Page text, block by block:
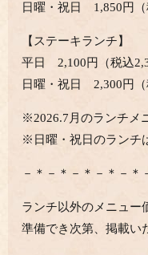
日曜・祝日 1,850円（
【ステーキランチ】
平日 2,100円（税込
日曜・祝日 2,300円
※2026.7月のランチメ
※日曜・祝日のランチ
－＊－＊－＊－＊－＊
ランチ以外のメニュー
準備でき次第、掲載い